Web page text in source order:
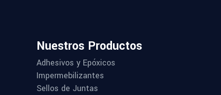
Nuestros Productos
Adhesivos y Epóxicos
Impermebilizantes
Sellos de Juntas